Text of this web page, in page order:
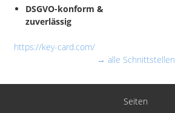
DSGVO-konform &
zuverlässig
https://key-card.com/
→ alle Schnittstellen
Seiten